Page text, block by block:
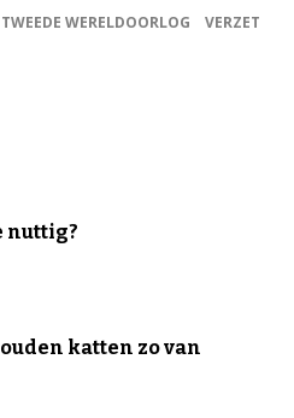
TWEEDE WERELDOORLOG VERZET
nuttig?
katten zo van